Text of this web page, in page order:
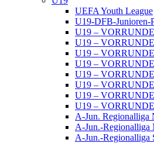
UEFA Youth League
U19-DFB-Junioren-
U19 –
U19 –
U19 –
U19 –
U19 –
U19 –
U19 –
U19 –
A-Jun. Regionalliga
A-Jun.-Regionalliga
A-Jun.-Regionalliga